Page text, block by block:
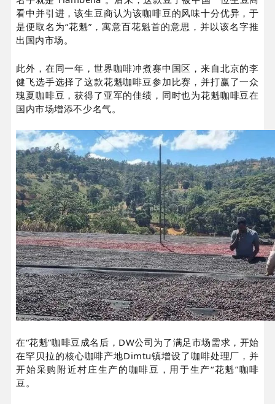
看中并引进，该生豆商认为该咖啡豆的风味十分优异，于
是便取名为“花魁”，寓意百花魁首的意思，并以该名字推
出国内市场。
此外，在同一年，世界咖啡冲煮赛中国区，来自北京的李
健飞选手选择了这款花魁咖啡豆参加比赛，并打赢了一众
瑰夏咖啡豆，获得了亚军的佳绩，同时也为花魁咖啡豆在
国内市场增添不少名气。
在“花魁”咖啡豆成名后，DW公司为了满足市场需求，开始
在罕贝拉的核心咖啡产地Dimtu镇增设了咖啡处理厂，并
开始采购附近村庄生产的咖啡豆，用于生产“花魁”咖啡
豆。